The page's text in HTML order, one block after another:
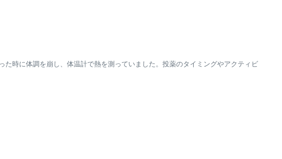
た時に体調を崩し、体温計で熱を測っていました 。投薬のタイミングやアクティビ